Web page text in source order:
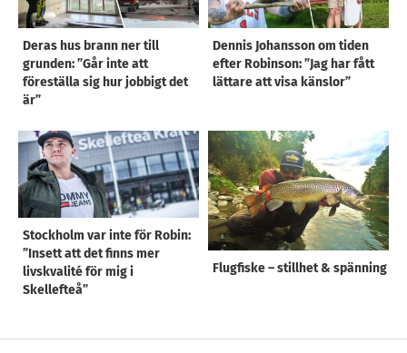
Deras hus brann ner till
grunden: ”Går inte att
föreställa sig hur jobbigt det
är”
Dennis Johansson om tiden
efter Robinson: ”Jag har fått
lättare att visa känslor”
Stockholm var inte för Robin:
”Insett att det finns mer
livskvalité för mig i
Skellefteå”
Flugfiske – stillhet & spänning